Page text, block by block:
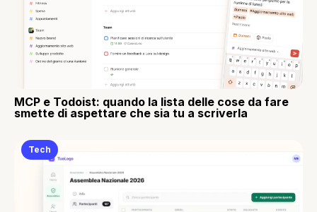
MCP e Todoist: quando la lista delle cose da fare
smette di aspettare che sia tu a scriverla
Tech